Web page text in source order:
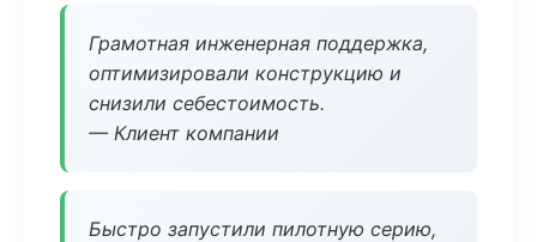
Грамотная инженерная поддержка,
оптимизировали конструкцию и
снизили себестоимость.
— Клиент компании
Быстро запустили пилотную серию,